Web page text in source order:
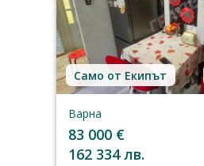
Само от Екипът
Варна
83 000 €
162 334 лв.